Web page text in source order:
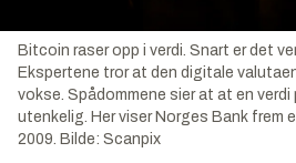
Bitcoin raser opp i verdi. Snart er det
Ekspertene tror at den digitale
vokse. Spådommene sier at at en verdi
utenkelig. Her viser Norges Bank frem
2009. Bilde: Scanpix